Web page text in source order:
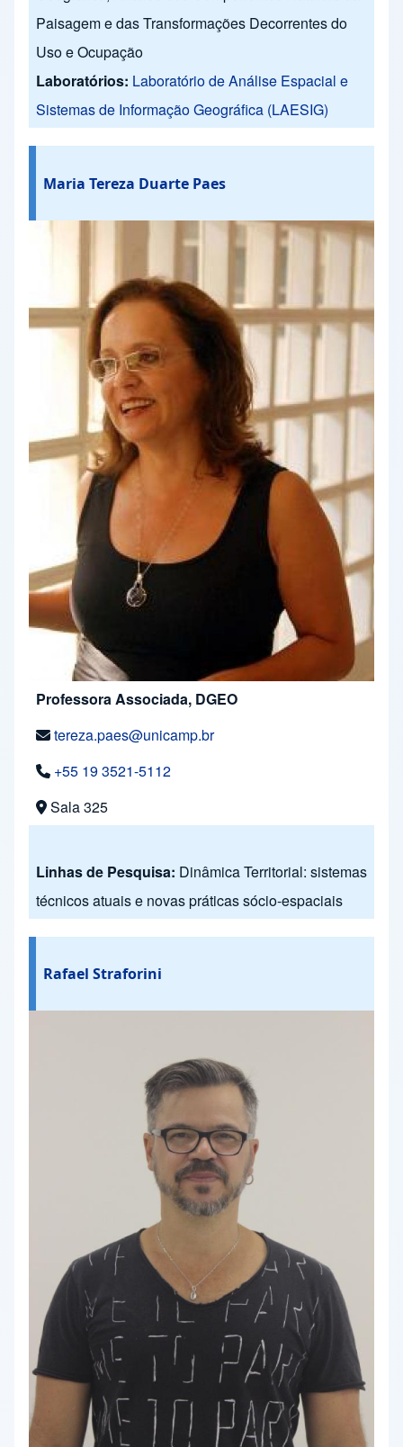
Paisagem e das Transformações Decorrentes do
Uso e Ocupação
Laboratórios: Laboratório de Análise Espacial e
Sistemas de Informação Geográfica (LAESIG)
Maria Tereza Duarte Paes
Professora Associada, DGEO
tereza.paes@unicamp.br
+55 19 3521-5112
Sala 325
Linhas de Pesquisa: Dinâmica Territorial: sistemas
técnicos atuais e novas práticas sócio-espaciais
Rafael Straforini